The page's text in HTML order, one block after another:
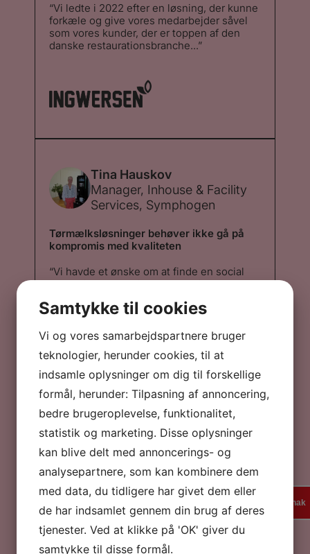
En kaffesnak
“Vi ledte i 2022 efter en løsning, der kunne
forkæle og give vores medarbejder såvel
som vores kunder, der er toppen af den
danske restaurationsbranche...”
som vores kunder, der er toppen af den
danske restaurationsbranche – en unik
kaffeoplevelse. I den forbindelse valgte vi
den kombination, som vi mente, ville løse
opgaven bedst. Løsningen har været en
stor succes. ”
Tina Hauskov
Manager, Inhouse & Facility
Services, Symphogen
Tørmælksløsninger behøver ikke gå på
kompromis med kvaliteten
“Vi havde et ønske om at finde en social
ansvarlig totalløsning hvor der ikke blev
Med friskristet bæredygtig ka...”
“Vi havde et ønske om at finde en social
ansvarlig totalløsning hvor der ikke blev
gået på kompromis med kaffeoplevelsen.
Med friskristet bæredygtig kaffe fra et
Mikroristeri tæt på, parret med maskiner
der har en 8-årig garanteret levetid, og et
tørmælksprodukt hvor man oprigtigt er i
tvivl om det er frisk mælk eller ej, var vores
konklusion, det var den bedste løsning for
os. Vi har ikke fortrudt ”
Claus Kjær Jørgensen
Spies
En verden af rejse- og kaffeoplevelser
“Vi valgte at gentegne vores aftale med
Stellini i 2022 omkring en kaffeløsning
Samtykke til cookies
Vi og vores samarbejdspartnere bruger
teknologier, herunder cookies, til at
indsamle oplysninger om dig til forskellige
formål, herunder: Tilpasning af annoncering,
bedre brugeroplevelse, funktionalitet,
statistik og marketing. Disse oplysninger
kan blive delt med annoncerings- og
analysepartnere, som kan kombinere dem
med data, du tidligere har givet dem eller
de har indsamlet gennem din brug af deres
tjenester. Ved at klikke på 'OK' giver du
samtykke til disse formål.